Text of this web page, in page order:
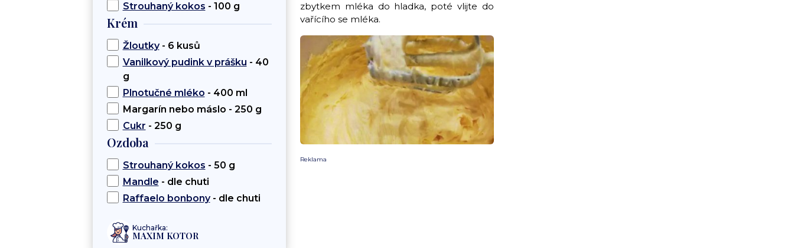
Strouhaný kokos - 100 g
Krém
Žloutky- 6 kusů
Vanilkový pudink v prášku - 40
g
Plnotučné mléko - 400 ml
Margarín nebo máslo - 250 g
Cukr - 250 g
Ozdoba
Strouhaný kokos - 50 g
Mandle - dle chuti
Raffaelo bonbony- dle chuti
Kuchařka:
MAXIM KOTOR
zbytkem mléka do hladka, poté vlijte do
vařícího se mléka.
Reklama